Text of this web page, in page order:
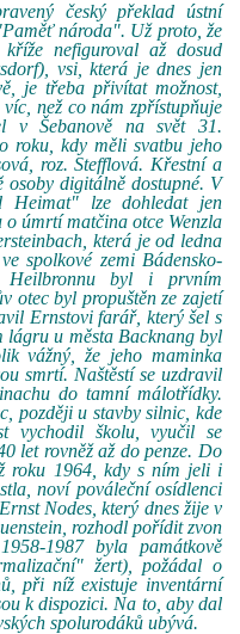
český překlad ústní
národa". Už proto, že
nefiguroval až dosud
vsi, která je dnes jen
je třeba přivítat možnost,
než co nám zpřístupňuje
v Šebanově na svět 31.
roku, kdy měli svatbu jeho
roz. Stefflová. Křestní a
digitálně dostupné. V
Heimat" lze dohledat jen
o úmrtí matčina otce Wenzla
která je od ledna
spolkové zemi Bádensko-
Heilbronnu byl i prvním
otec byl propuštěn ze zajetí
Ernstovi farář, který šel s
lágru u města Backnang byl
vážný, že jeho maminka
smrtí. Naštěstí se uzdravil
do tamní málotřídky.
později u stavby silnic, kde
vychodil školu, vyučil se
let rovněž až do penze. Do
roku 1964, kdy s ním jeli i
noví pováleční osídlenci
Nodes, který dnes žije v
rozhodl pořídit zvon
1987 byla památkově
žert), požádal o
při níž existuje inventární
k dispozici. Na to, aby dal
spolurodáků ubývá.